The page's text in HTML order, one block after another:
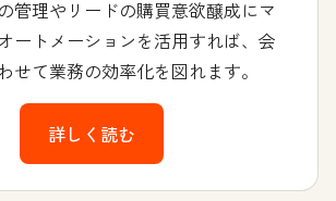
管理やリードの購買意欲醸成にマ
ートメーションを活用すれば、会
せて業務の効率化を図れます。
詳しく読む